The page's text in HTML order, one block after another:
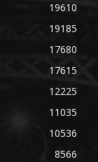
19610
19185
17680
17615
12225
11035
10536
8566